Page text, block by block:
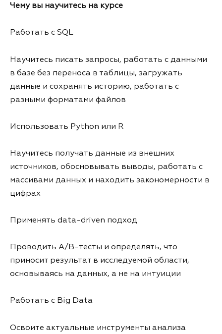
Чему вы научитесь на курсе
Работать с SQL
Научитесь писать запросы, работать с данными
в базе без переноса в таблицы, загружать
данные и сохранять историю, работать с
разными форматами файлов
Использовать Python или R
Научитесь получать данные из внешних
источников, обосновывать выводы, работать с
массивами данных и находить закономерности в
цифрах
Применять data-driven подход
Проводить A/B-тесты и определять, что
приносит результат в исследуемой области,
основываясь на данных, а не на интуиции
Работать с Big Data
Освоите актуальные инструменты анализа